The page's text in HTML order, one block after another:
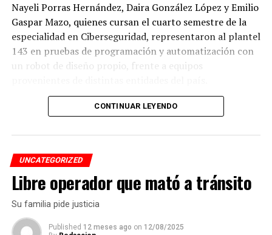
Nayeli Porras Hernández, Daira González López y Emilio
Gaspar Mazo, quienes cursan el cuarto semestre de la
especialidad en Ciberseguridad, representaron al plantel
143 en pruebas de programación y automatización con
un robot de diseño propio, frente a equipos
El desempeño mostrado por los jóvenes les permitió
tendrá lugar los días 5 y 6 de septiembre en Cancún,
Quintana Roo.
De obtener resultados favorables en esa etapa, el equipo
tendría la posibilidad de representar a México en la final
internacional de la WRO, que se efectuará en Costa Rica.
CONTINUAR LEYENDO
UNCATEGORIZED
Libre operador que mató a tránsito
Su familia pide justicia
Published 12 meses ago on 12/08/2025